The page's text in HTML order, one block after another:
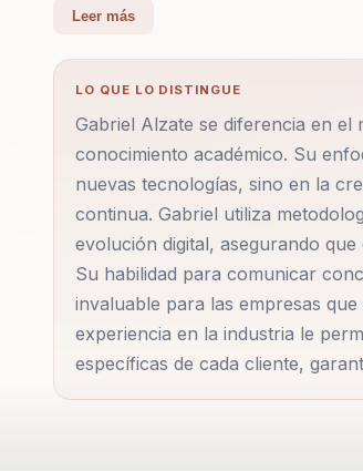
Gabriel Alzate Tobon es un
de marketing, especialista en
y actualmente se desempeña
Sophos Solutions. Además, es
Transformación Digital en la
speaker internacional abarca 11
conferencias y eventos. Gabriel es
transformación digital,
evolución digital. Su enfoque está
digitales, asegurando que cada
Leer más
LO QUE LO DISTINGUE
Gabriel Alzate se diferencia en
conocimiento académico. Su
nuevas tecnologías, sino en la
continua. Gabriel utiliza
evolución digital, asegurando
Su habilidad para comunicar
invaluable para las empresas
experiencia en la industria le
específicas de cada cliente,